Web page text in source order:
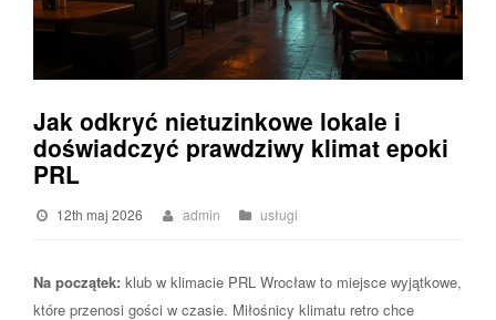
Jak odkryć nietuzinkowe lokale i
doświadczyć prawdziwy klimat epoki
PRL
12th maj 2026 admin usługi
Na początek: klub w klimacie PRL Wrocław to miejsce wyjątkowe,
które przenosi gości w czasie. Miłośnicy klimatu retro chce